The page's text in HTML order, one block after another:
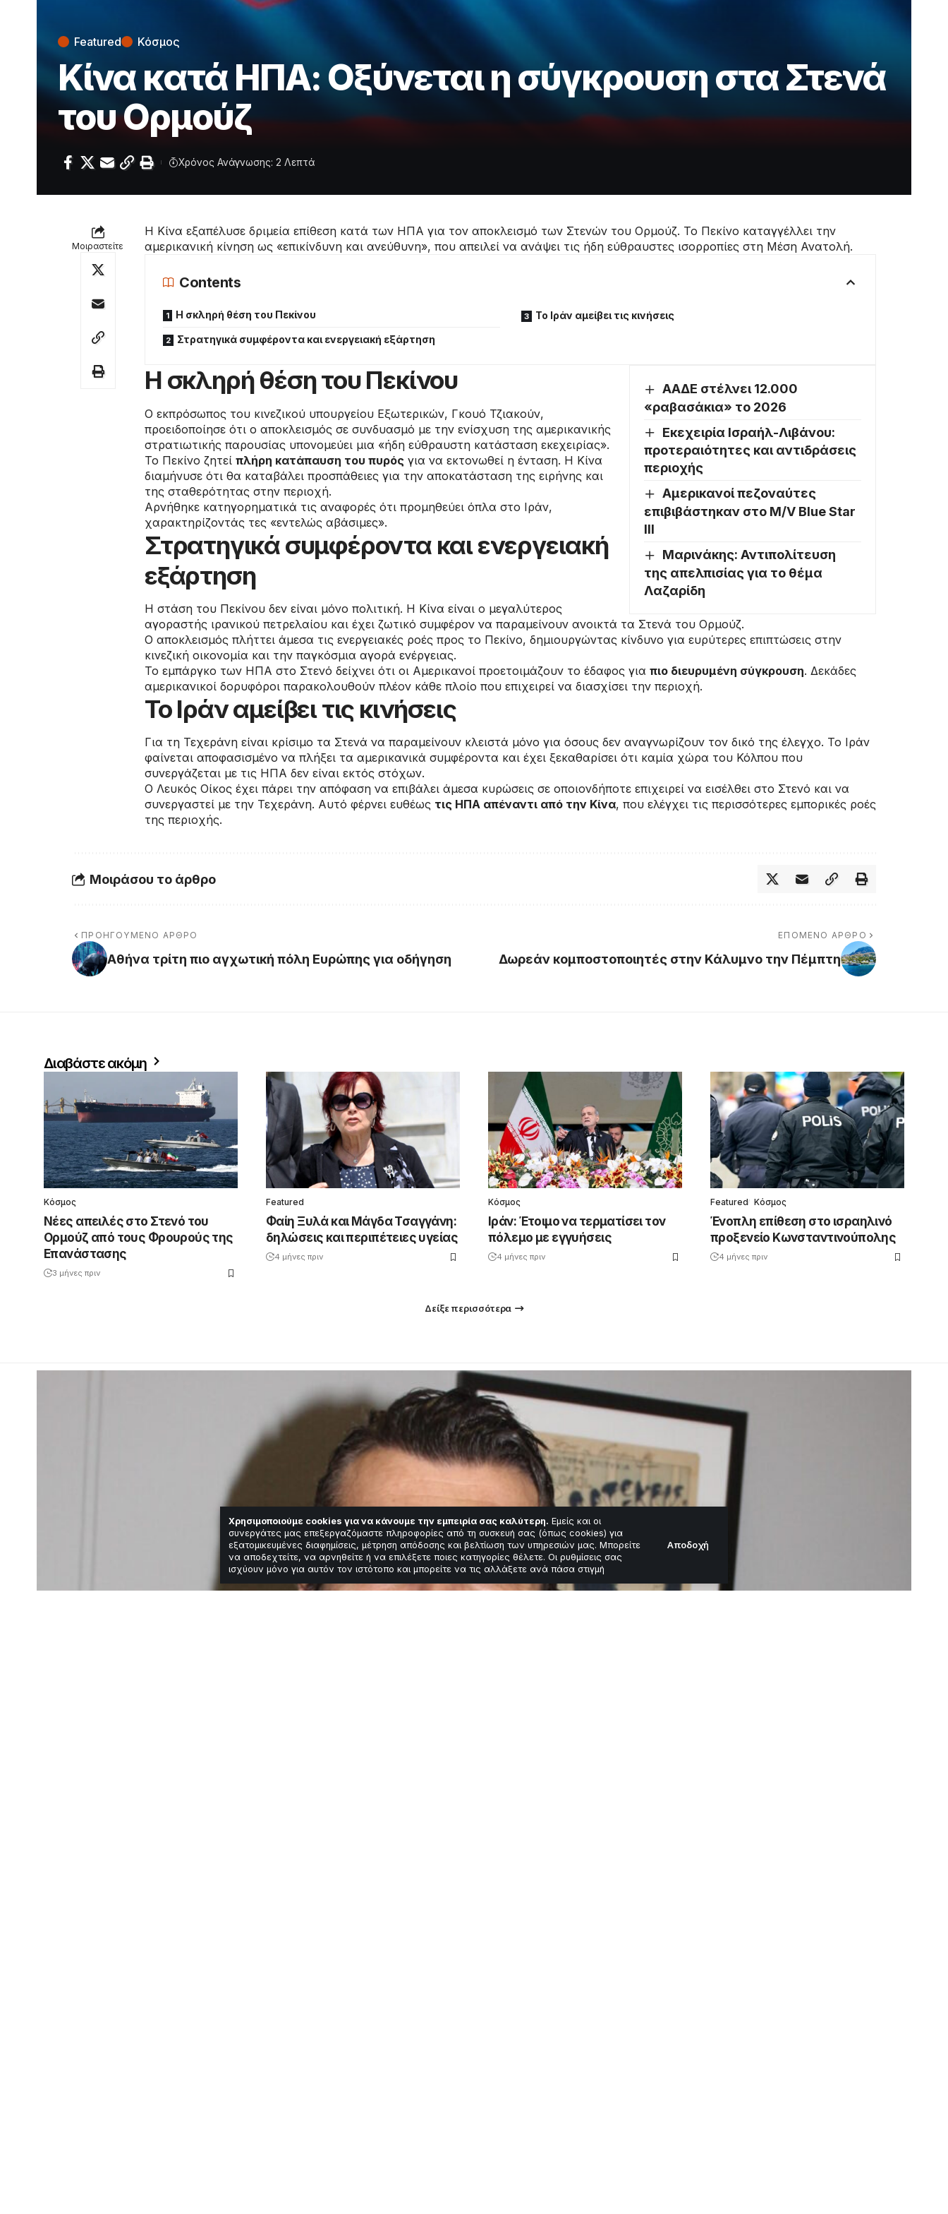
Χρησιμοποιούμε cookies για να κάνουμε την εμπειρία σας καλύτερη. Εμείς και οι
συνεργάτες μας επεξεργαζόμαστε πληροφορίες από τη συσκευή σας (όπως cookies) για
εξατομικευμένες διαφημίσεις, μέτρηση απόδοσης και βελτίωση των υπηρεσιών μας. Μπορείτε
να αποδεχτείτε, να αρνηθείτε ή να επιλέξετε ποιες κατηγορίες θέλετε. Οι ρυθμίσεις σας
ισχύουν μόνο για αυτόν τον ιστότοπο και μπορείτε να τις αλλάξετε ανά πάσα στιγμή
Αποδοχή
Featured Κόσμος
Κίνα κατά ΗΠΑ: Οξύνεται η σύγκρουση στα Στενά
του Ορμούζ
Χρόνος Ανάγνωσης: 2 Λεπτά
Μοιραστείτε
Η Κίνα εξαπέλυσε δριμεία επίθεση κατά των ΗΠΑ για τον αποκλεισμό των Στενών του Ορμούζ. Το Πεκίνο καταγγέλλει την
αμερικανική κίνηση ως «επικίνδυνη και ανεύθυνη», που απειλεί να ανάψει τις ήδη εύθραυστες ισορροπίες στη Μέση Ανατολή.
Contents
Η σκληρή θέση του Πεκίνου
Στρατηγικά συμφέροντα και ενεργειακή εξάρτηση
Το Ιράν αμείβει τις κινήσεις
ΑΑΔΕ στέλνει 12.000
«ραβασάκια» το 2026
Εκεχειρία Ισραήλ-Λιβάνου:
προτεραιότητες και αντιδράσεις
περιοχής
Αμερικανοί πεζοναύτες
επιβιβάστηκαν στο M/V Blue Star
III
Μαρινάκης: Αντιπολίτευση
της απελπισίας για το θέμα
Λαζαρίδη
Η σκληρή θέση του Πεκίνου
Ο εκπρόσωπος του κινεζικού υπουργείου Εξωτερικών, Γκουό Τζιακούν,
προειδοποίησε ότι ο αποκλεισμός σε συνδυασμό με την ενίσχυση της αμερικανικής
στρατιωτικής παρουσίας υπονομεύει μια «ήδη εύθραυστη κατάσταση εκεχειρίας».
Το Πεκίνο ζητεί πλήρη κατάπαυση του πυρός για να εκτονωθεί η ένταση. Η Κίνα
διαμήνυσε ότι θα καταβάλει προσπάθειες για την αποκατάσταση της ειρήνης και
της σταθερότητας στην περιοχή.
Αρνήθηκε κατηγορηματικά τις αναφορές ότι προμηθεύει όπλα στο Ιράν,
χαρακτηρίζοντάς τες «εντελώς αβάσιμες».
Στρατηγικά συμφέροντα και ενεργειακή
εξάρτηση
Η στάση του Πεκίνου δεν είναι μόνο πολιτική. Η Κίνα είναι ο μεγαλύτερος
αγοραστής ιρανικού πετρελαίου και έχει ζωτικό συμφέρον να παραμείνουν ανοικτά τα Στενά του Ορμούζ.
Ο αποκλεισμός πλήττει άμεσα τις ενεργειακές ροές προς το Πεκίνο, δημιουργώντας κίνδυνο για ευρύτερες επιπτώσεις στην
κινεζική οικονομία και την παγκόσμια αγορά ενέργειας.
Το εμπάργκο των ΗΠΑ στο Στενό δείχνει ότι οι Αμερικανοί προετοιμάζουν το έδαφος για πιο διευρυμένη σύγκρουση. Δεκάδες
αμερικανικοί δορυφόροι παρακολουθούν πλέον κάθε πλοίο που επιχειρεί να διασχίσει την περιοχή.
Το Ιράν αμείβει τις κινήσεις
Για τη Τεχεράνη είναι κρίσιμο τα Στενά να παραμείνουν κλειστά μόνο για όσους δεν αναγνωρίζουν τον δικό της έλεγχο. Το Ιράν
φαίνεται αποφασισμένο να πλήξει τα αμερικανικά συμφέροντα και έχει ξεκαθαρίσει ότι καμία χώρα του Κόλπου που
συνεργάζεται με τις ΗΠΑ δεν είναι εκτός στόχων.
Ο Λευκός Οίκος έχει πάρει την απόφαση να επιβάλει άμεσα κυρώσεις σε οποιονδήποτε επιχειρεί να εισέλθει στο Στενό και να
συνεργαστεί με την Τεχεράνη. Αυτό φέρνει ευθέως τις ΗΠΑ απέναντι από την Κίνα, που ελέγχει τις περισσότερες εμπορικές ροές
της περιοχής.
Μοιράσου το άρθρο
ΠΡΟΗΓΟΎΜΕΝΟ ΆΡΘΡΟ
Αθήνα τρίτη πιο αγχωτική πόλη Ευρώπης για οδήγηση
ΕΠΌΜΕΝΟ ΆΡΘΡΟ
Δωρεάν κομποστοποιητές στην Κάλυμνο την Πέμπτη
Διαβάστε ακόμη
Κόσμος
Νέες απειλές στο Στενό του
Ορμούζ από τους Φρουρούς της
Επανάστασης
3 μήνες πριν
Featured
Φαίη Ξυλά και Μάγδα Τσαγγάνη:
δηλώσεις και περιπέτειες υγείας
4 μήνες πριν
Κόσμος
Ιράν: Έτοιμο να τερματίσει τον
πόλεμο με εγγυήσεις
4 μήνες πριν
Featured Κόσμος
Ένοπλη επίθεση στο ισραηλινό
προξενείο Κωνσταντινούπολης
4 μήνες πριν
Δείξε περισσότερα